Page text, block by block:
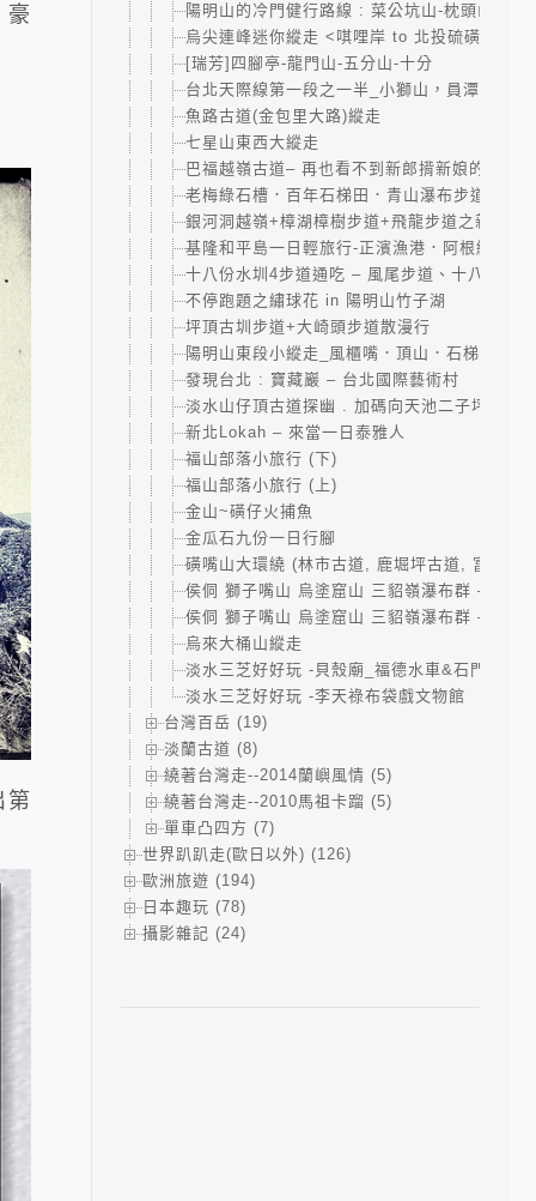
豪
第
陽明山的冷門健行路線 : 菜公坑山-枕頭山-十
烏尖連峰迷你縱走 <唭哩岸 to 北投硫磺谷>
[瑞芳]四腳亭-龍門山-五分山-十分
台北天際線第一段之一半_小獅山，員潭子坑
魚路古道(金包里大路)縱走
七星山東西大縱走
巴福越嶺古道– 再也看不到新郎揹新娘的泰雅
老梅綠石槽．百年石梯田．青山瀑布步道
銀河洞越嶺+樟湖樟樹步道+飛龍步道之新店木
基隆和平島一日輕旅行-正濱漁港．阿根納造船
十八份水圳4步道通吃 – 風尾步道、十八拐圳
不停跑題之繡球花 in 陽明山竹子湖
坪頂古圳步道+大崎頭步道散漫行
陽明山東段小縱走_風櫃嘴．頂山．石梯嶺．擎
發現台北 : 寶藏巖 – 台北國際藝術村
淡水山仔頂古道探幽 . 加碼向天池二子坪步道
新北Lokah – 來當一日泰雅人
福山部落小旅行 (下)
福山部落小旅行 (上)
金山~磺仔火捕魚
金瓜石九份一日行腳
磺嘴山大環繞 (林市古道, 鹿堀坪古道, 富士古
侯侗 獅子嘴山 烏塗窟山 三貂嶺瀑布群 – 2 –
侯侗 獅子嘴山 烏塗窟山 三貂嶺瀑布群 – 1 –
烏來大桶山縱走
淡水三芝好好玩 -貝殼廟_福德水車&石門婚紗
淡水三芝好好玩 -李天祿布袋戲文物館
台灣百岳 (19)
淡蘭古道 (8)
繞著台灣走--2014蘭嶼風情 (5)
繞著台灣走--2010馬祖卡蹓 (5)
單車凸四方 (7)
世界趴趴走(歐日以外) (126)
歐洲旅遊 (194)
日本趣玩 (78)
攝影雜記 (24)